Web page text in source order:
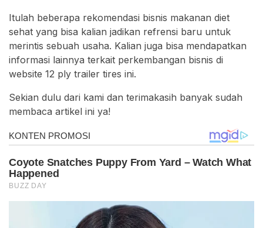
Itulah beberapa rekomendasi bisnis makanan diet
sehat yang bisa kalian jadikan refrensi baru untuk
merintis sebuah usaha. Kalian juga bisa mendapatkan
informasi lainnya terkait perkembangan bisnis di
website 12 ply trailer tires ini.
Sekian dulu dari kami dan terimakasih banyak sudah
membaca artikel ini ya!